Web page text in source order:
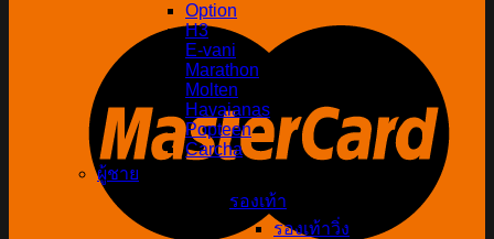
Option
H3
E-vani
Marathon
Molten
Havaianas
Popteen
Carcha
ผู้ชาย
รองเท้า
รองเท้าวิ่ง